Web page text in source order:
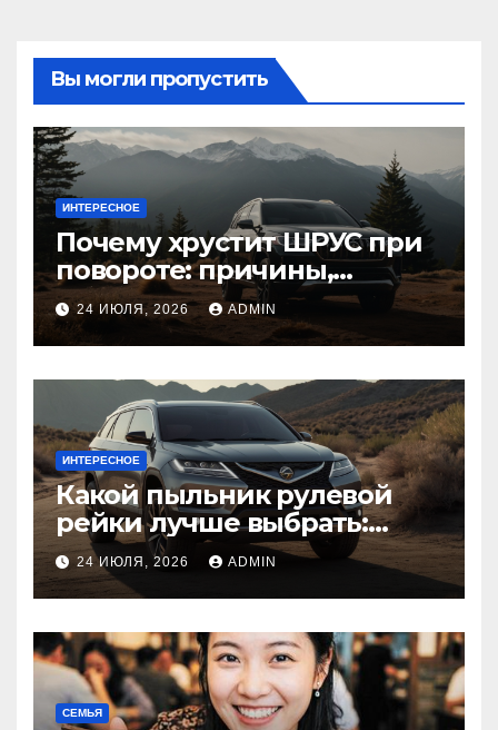
Вы могли пропустить
ИНТЕРЕСНОЕ
Почему хрустит ШРУС при
повороте: причины,
диагностика
24 ИЮЛЯ, 2026 ADMIN
ИНТЕРЕСНОЕ
Какой пыльник рулевой
рейки лучше выбрать:
оригинальный или аналог,
резина или полиуретан
24 ИЮЛЯ, 2026 ADMIN
СЕМЬЯ